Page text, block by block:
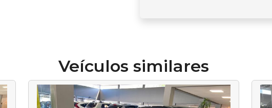
Veículos similares